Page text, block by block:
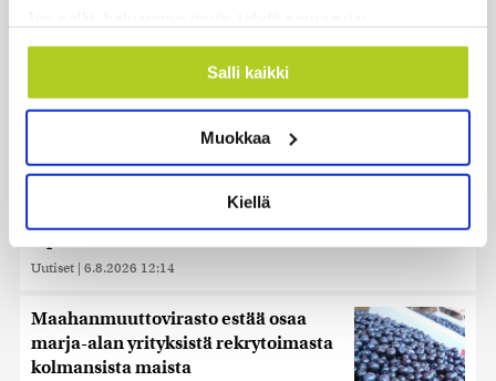
Kerätä tietoja maantieteellisestä sijainnistasi,
mahdollisesti muutaman metrin tarkkuudella
ominaispiirteitä aktiivisesti (sormenjäljen
Lue lisää siitä, miten henkilötietojasi käsitellään ja miten
suostumustasi tai peruuttaa sen milloin vain
evästeilmoituksessa.
Käytämme evästeitä tarjoamamme sisällön ja mainosten
räätälöimiseen, sosiaalisen median ominaisuuksien
tukemiseen ja kävijämäärämme analysoimiseen. Lisäksi
jaamme sosiaalisen median, mainosalan ja analytiikka-
alan kumppaneillemme tietoja siitä, miten käytät
Salli kaikki
Muokkaa
Kiellä
Pohjois-Korea ampui tunnistamattoman ammuksen
Uutiset | 6.8.2026 12:14
Maahanmuuttovirasto estää osaa
marja-alan yrityksistä rekrytoimasta
kolmansista maista